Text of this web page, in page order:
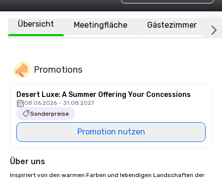
Übersicht Meetingfläche Gästezimmer
Promotions
Desert Luxe: A Summer Offering Your Concessions
08.06.2026 - 31.08.2027
Sonderpreise
Promotion nutzen
Über uns
Inspiriert von den warmen Farben und lebendigen Landschaften der